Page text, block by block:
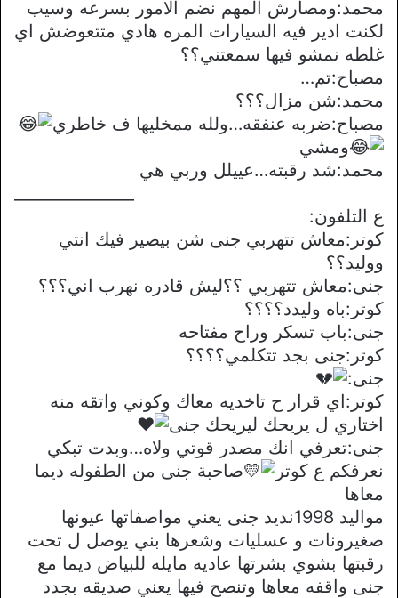
محمد:ومصارش المهم نضم الامور بسرعه وسيب
لكنت ادير فيه السيارات المره هادي متتعوضش اي
غلطه نمشو فيها سمعتني؟؟
مصباح:تم…
محمد:شن مزال؟؟؟
مصباح:ضربه عنفقه…ولله ممخليها ف خاطري
ومشي
محمد:شد رقبته…عييلل وربي هي
ع التلفون:
كوتر:معاش تتهربي جنى شن بيصير فيك انتي
ووليد؟؟
جنى:معاش تتهربي ؟؟ليش قادره نهرب اني؟؟؟
كوتر:باه وليدد؟؟؟؟
جنى:باب تسكر وراح مفتاحه
كوتر:جنى بجد تتكلمي؟؟؟؟
جنى:
كوتر:اي قرار ح تاخديه معاك وكوني واتقه منه
اختاري ل يريحك ليريحك جنى
جنى:تعرفي انك مصدر قوتي ولاه…وبدت تبكي
نعرفكم ع كوتر
صاحبة جنى من الطفوله ديما
معاها
مواليد 1998نديد جنى يعني مواصفاتها عيونها
صغيرونات و عسليات وشعرها بني يوصل ل تحت
رقبتها بشوي بشرتها عاديه مايله للبياض ديما مع
جنى واقفه معاها وتنصح فيها يعني صديقه بجدد